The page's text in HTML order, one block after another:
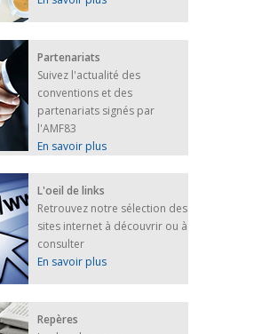
Partenariats
Suivez l'actualité des
conventions et des
partenariats signés par
l'AMF83
En savoir plus
L'oeil de links
Retrouvez notre sélection des
sites internet à découvrir ou à
consulter
En savoir plus
Repères